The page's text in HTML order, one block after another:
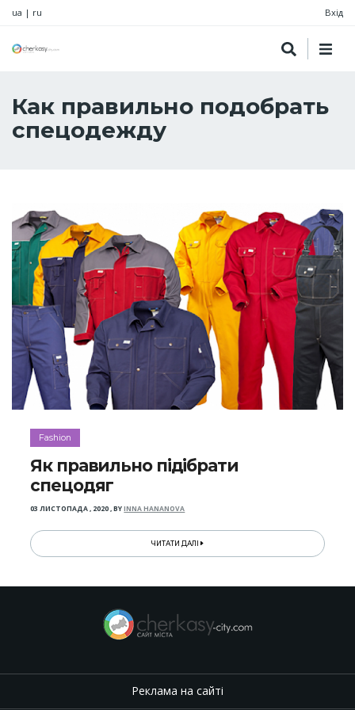
ua | ru Вхід
Как правильно подобрать
спецодежду
Fashion
Як правильно підібрати
спецодяг
03 ЛИСТОПАДА , 2020,BYINNA HANANOVA
ЧИТАТИ ДАЛІ
Реклама на сайті